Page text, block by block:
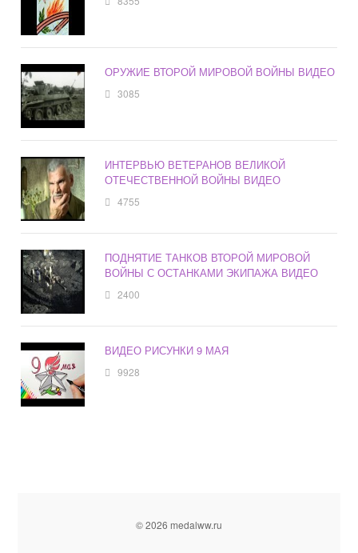
ОРУЖИЕ ВТОРОЙ МИРОВОЙ ВОЙНЫ ВИДЕО
3085
ИНТЕРВЬЮ ВЕТЕРАНОВ ВЕЛИКОЙ
ОТЕЧЕСТВЕННОЙ ВОЙНЫ ВИДЕО
4755
ПОДНЯТИЕ ТАНКОВ ВТОРОЙ МИРОВОЙ
ВОЙНЫ С ОСТАНКАМИ ЭКИПАЖА ВИДЕО
2400
ВИДЕО РИСУНКИ 9 МАЯ
9928
© 2026 medalww.ru